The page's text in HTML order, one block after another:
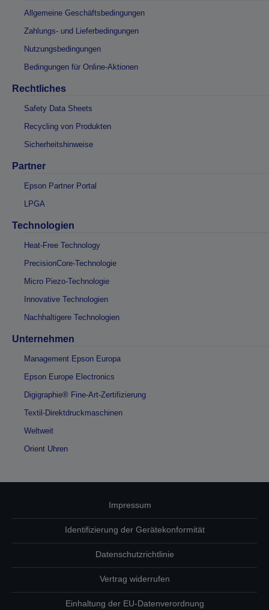
Allgemeine Geschäftsbedingungen
Zahlungs- und Lieferbedingungen
Nutzungsbedingungen
Bedingungen für Online-Aktionen
Rechtliches
Safety Data Sheets
Recycling von Produkten
Sicherheitshinweise
Partner
Epson Partner Portal
LPGA
Technologien
Heat-Free Technology
PrecisionCore-Technologie
Micro Piezo-Technologie
Innovative Technologien
Nachhaltigere Technologien
Unternehmen
Management Epson Europa
Epson Europe Electronics
Digigraphie® Fine-Art-Zertifizierung
Textil-Direktdruckmaschinen
Weltweit
Orient Uhren
Impressum
Identifizierung der Gerätekonformität
Datenschutzrichtlinie
Vertrag widerrufen
Einhaltung der EU-Datenverordnung